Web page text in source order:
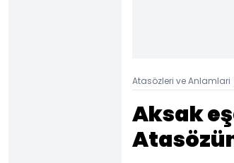
Atasözleri ve Anlamlari
Aksak